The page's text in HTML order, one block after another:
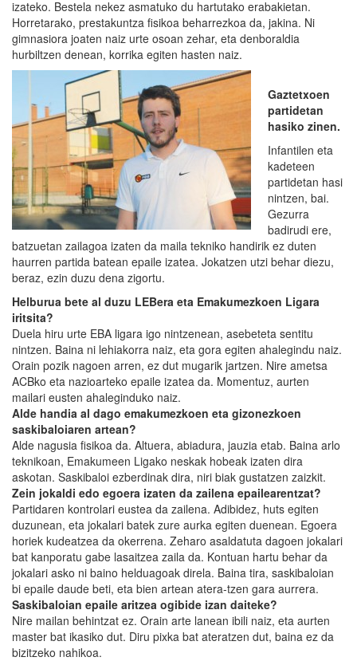
izateko. Bestela nekez asmatuko du hartutako erabakietan.
Horretarako, prestakuntza fisikoa beharrezkoa da, jakina. Ni
gimnasiora joaten naiz urte osoan zehar, eta denboraldia
hurbiltzen denean, korrika egiten hasten naiz.
Gaztetxoen
partidetan
hasiko zinen.
Infantilen eta
kadeteen
partidetan hasi
nintzen, bai.
Gezurra
badirudi ere,
batzuetan zailagoa izaten da maila tekniko handirik ez duten
haurren partida batean epaile izatea. Jokatzen utzi behar diezu,
beraz, ezin duzu dena zigortu.
Helburua bete al duzu LEBera eta Emakumezkoen Ligara
iritsita?
Duela hiru urte EBA ligara igo nintzenean, asebeteta sentitu
nintzen. Baina ni lehiakorra naiz, eta gora egiten ahalegindu naiz.
Orain pozik nagoen arren, ez dut mugarik jartzen. Nire ametsa
ACBko eta nazioarteko epaile izatea da. Momentuz, aurten
mailari eusten ahaleginduko naiz.
Alde handia al dago emakumezkoen eta gizonezkoen
saskibaloiaren artean?
Alde nagusia fisikoa da. Altuera, abiadura, jauzia etab. Baina arlo
teknikoan, Emakumeen Ligako neskak hobeak izaten dira
askotan. Saskibaloi ezberdinak dira, niri biak gustatzen zaizkit.
Zein jokaldi edo egoera izaten da zailena epailearentzat?
Partidaren kontrolari eustea da zailena. Adibidez, huts egiten
duzunean, eta jokalari batek zure aurka egiten duenean. Egoera
horiek kudeatzea da okerrena. Zeharo asaldatuta dagoen jokalari
bat kanporatu gabe lasaitzea zaila da. Kontuan hartu behar da
jokalari asko ni baino helduagoak direla. Baina tira, saskibaloian
bi epaile daude beti, eta bien artean atera-tzen gara aurrera.
Saskibaloian epaile aritzea ogibide izan daiteke?
Nire mailan behintzat ez. Orain arte lanean ibili naiz, eta aurten
master bat ikasiko dut. Diru pixka bat ateratzen dut, baina ez da
bizitzeko nahikoa.